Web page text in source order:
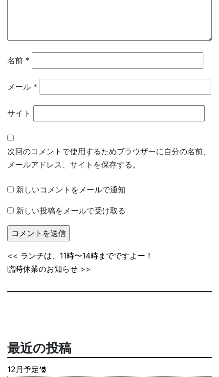
名前 *
メール *
サイト
次回のコメントで使用するためブラウザーに自分の名前、
メールアドレス、サイトを保存する。
新しいコメントをメールで通知
新しい投稿をメールで受け取る
<< ランチは、11時〜14時までですよー！
臨時休業のお知らせ >>
最近の投稿
12月予定🎅